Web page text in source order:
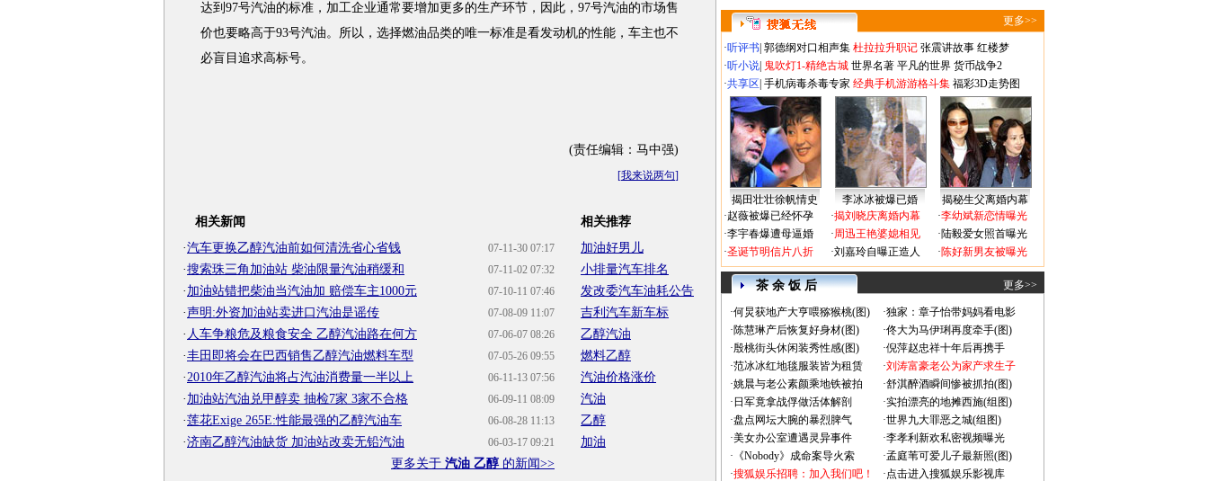
达到97号汽油的标准，加工企业通常要增加更多的生产环节，因此，97号汽油的市场售
价也要略高于93号汽油。所以，选择燃油品类的唯一标准是看发动机的性能，车主也不
必盲目追求高标号。
(责任编辑：马中强)
[我来说两句]
相关新闻
07-11-30 07:17
·汽车更换乙醇汽油前如何清洗省心省钱
07-11-02 07:32
·搜索珠三角加油站 柴油限量汽油稍缓和
07-10-11 07:46
· 加油站错把柴油当汽油加 赔偿车主1000元
07-08-09 11:07
·声明:外资加油站卖进口汽油是谣传
07-06-07 08:26
· 人车争粮危及粮食安全 乙醇汽油路在何方
07-05-26 09:55
·丰田即将会在巴西销售乙醇汽油燃料车型
06-11-13 07:56
·2010年乙醇汽油将占汽油消费量一半以上
06-09-11 08:09
· 加油站汽油兑甲醇卖 抽检7家 3家不合格
06-08-28 11:13
·莲花Exige 265E:性能最强的乙醇汽油车
06-03-17 09:21
·济南乙醇汽油缺货 加油站改卖无铅汽油
更多关于 汽油 乙醇的新闻>>
相关推荐
加油好男儿
小排量汽车排名
发改委汽车油耗公告
吉利汽车新车标
乙醇汽油
燃料乙醇
汽油价格涨价
汽油
乙醇
加油
更多>>
·听评书 郭德纲对口相声集 杜拉拉升职记 张震讲故事 红楼梦
·听小说 鬼吹灯1-精绝古城 世界名著 平凡的世界 货币战争2
·共享区 手机病毒杀毒专家 经典手机游游格斗集 福彩3D走势图
揭田壮壮徐帆情史 李冰冰被爆已婚
揭秘生父离婚内幕
·赵薇被爆已经怀孕
·李宇春爆遭母逼婚
·圣诞节明信片八折
·揭刘晓庆离婚内幕
·周迅王艳婆媳相见
·刘嘉玲自曝正造人
·李幼斌新恋情曝光
·陆毅爱女照首曝光
·陈好新男友被曝光
茶 余 饭 后 更多>>
·何炅获地产大亨喂猕猴桃(图) ·独家：章子怡带妈妈看电影
·陈慧琳产后恢复好身材(图) ·佟大为马伊琍再度牵手(图)
·殷桃街头休闲装秀性感(图) ·倪萍赵忠祥十年后再携手
·范冰冰红地毯服装皆为租赁 ·刘涛富豪老公为家产求生子
·姚晨与老公素颜乘地铁被拍 ·舒淇醉酒瞬间惨被抓拍(图)
· 日军竟拿战俘做活体解剖 ·实拍漂亮的地摊西施(组图)
·盘点网坛大腕的暴烈脾气 ·世界九大罪恶之城(组图)
·美女办公室遭遇灵异事件 ·李孝利新欢私密视频曝光
· 《Nobody》成命案导火索 ·孟庭苇可爱儿子最新照(图)
·搜狐娱乐招聘：加入我们吧！ ·点击进入搜狐娱乐影视库